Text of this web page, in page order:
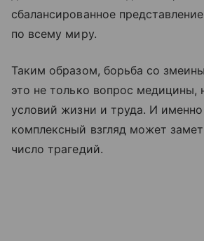
сбалансированное
по всему миру.
Таким образом, борьба со
это не только вопрос медицины,
условий жизни и труда. И
комплексный взгляд может
число трагедий.